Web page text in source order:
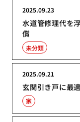
水道管修理代を
償
2025.09.23
未分類
玄関引き戸に最
2025.09.21
家